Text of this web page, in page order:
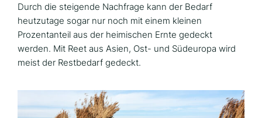
Durch die steigende Nachfrage kann der Bedarf
heutzutage sogar nur noch mit einem kleinen
Prozentanteil aus der heimischen Ernte gedeckt
werden. Mit Reet aus Asien, Ost- und Südeuropa wird
meist der Restbedarf gedeckt.